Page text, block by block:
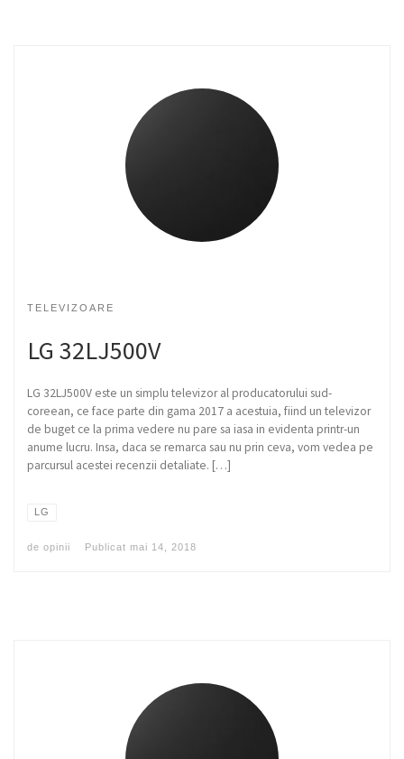
TELEVIZOARE
LG 32LJ500V
LG 32LJ500V este un simplu televizor al producatorului sud-
coreean, ce face parte din gama 2017 a acestuia, fiind un televizor
de buget ce la prima vedere nu pare sa iasa in evidenta printr-un
anume lucru. Insa, daca se remarca sau nu prin ceva, vom vedea pe
parcursul acestei recenzii detaliate. […]
LG
de opinii Publicat mai 14, 2018